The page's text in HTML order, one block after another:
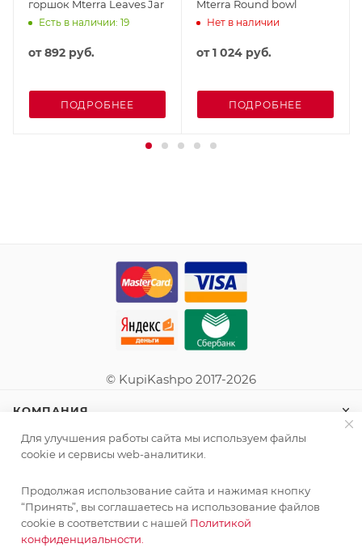
горшок Mterra Leaves Jar
Есть в наличии: 19
от892 руб.
ПОДРОБНЕЕ
Mterra Round bowl
Нет в наличии
от1 024 руб.
ПОДРОБНЕЕ
© KupiKashpo 2017-2026
КОМПАНИЯ
ИНФОРМАЦИЯ
ПОМОЩЬ
Для улучшения работы сайта мы используем файлы
cookie и сервисы web-аналитики.
Продолжая использование сайта и нажимая кнопку
“Принять”, вы соглашаетесь на использование файлов
cookie в соответствии с нашей Политикой
конфиденциальности.